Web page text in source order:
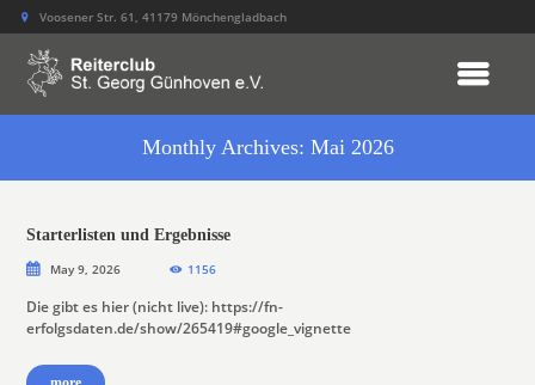
Voosener Str. 61, 41179 Mönchengladbach
Monthly Archives: Mai 2026
Starterlisten und Ergebnisse
May 9, 2026 1156
Die gibt es hier (nicht live): https://fn-
erfolgsdaten.de/show/265419#google_vignette